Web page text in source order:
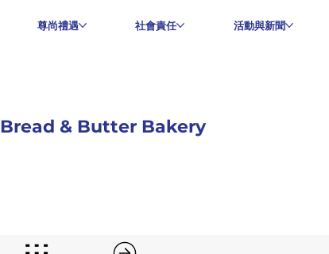
尊尚禮遇 社會責任 活動與新聞
Bread & Butter Bakery